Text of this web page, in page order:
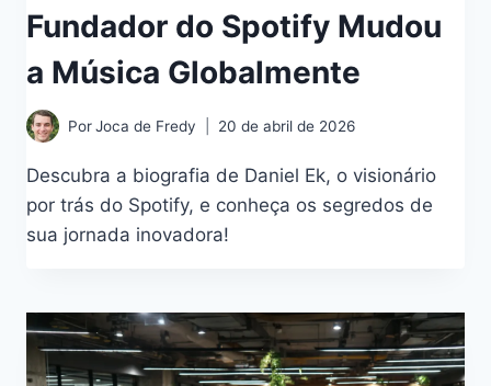
Fundador do Spotify Mudou
a Música Globalmente
PorJoca de Fredy 20 de abril de 2026
Descubra a biografia de Daniel Ek, o visionário
por trás do Spotify, e conheça os segredos de
sua jornada inovadora!